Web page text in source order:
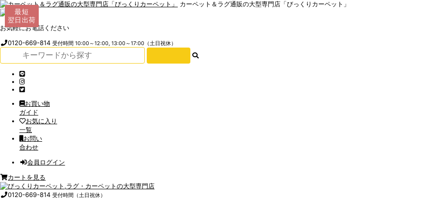
カーペット＆ラグ通販の大型専門店「びっくりカーペット」
お気軽にお電話ください
0120-669-814受付時間 10:00～12:00, 13:00～17:00（土日祝休）
お買い物
ガイド
お気に入り
一覧
お問い
合わせ
会員ログイン
カートを見る
0120-669-814受付時間（土日祝休）
最短
翌日出荷
最短
翌日出荷
最短
翌日出荷
最短
翌日出荷